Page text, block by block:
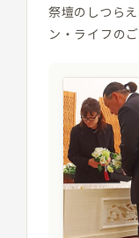
祭壇のしつら
ン・ライフの